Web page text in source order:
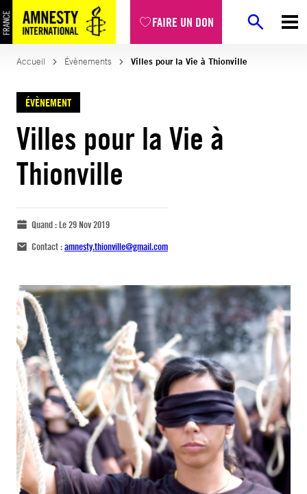
FAIRE UN DON
Accueil Évènements Villes pour la Vie à Thionville
ÉVÈNEMENT
Villes pour la Vie à
Thionville
Quand :Le 29 Nov 2019
Contact :amnesty.thionville@gmail.com